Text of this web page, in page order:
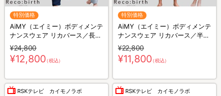
特別価格
AiMY（エイミー）ボディメンテ
ナンスウェア リカバース／長袖
長ズボン／上下セット／リカバ
リーウェア
¥24,800
¥12,800（税込）
特別価格
AiMY（エイミー）ボディメンテ
ナンスウェア リカバース／半袖
半ズボン／上下セット／リカバ
リーウェア
¥22,800
¥11,800（税込）
RSKテレビ カイモノラボ RSKテレビ カイモノラボ